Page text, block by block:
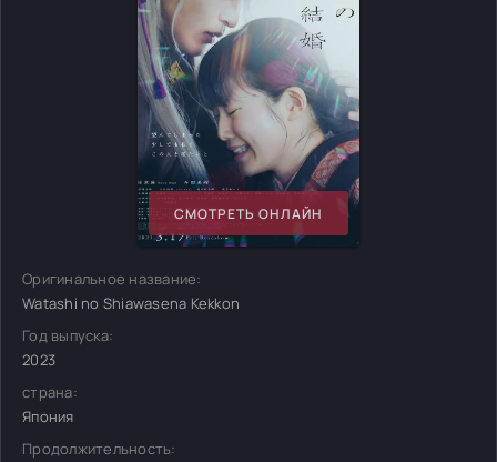
СМОТРЕТЬ ОНЛАЙН
Оригинальное название:
Watashi no Shiawasena Kekkon
Год выпуска:
2023
страна:
Япония
Продолжительность: